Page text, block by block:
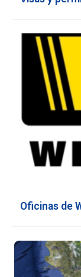
Oficinas de